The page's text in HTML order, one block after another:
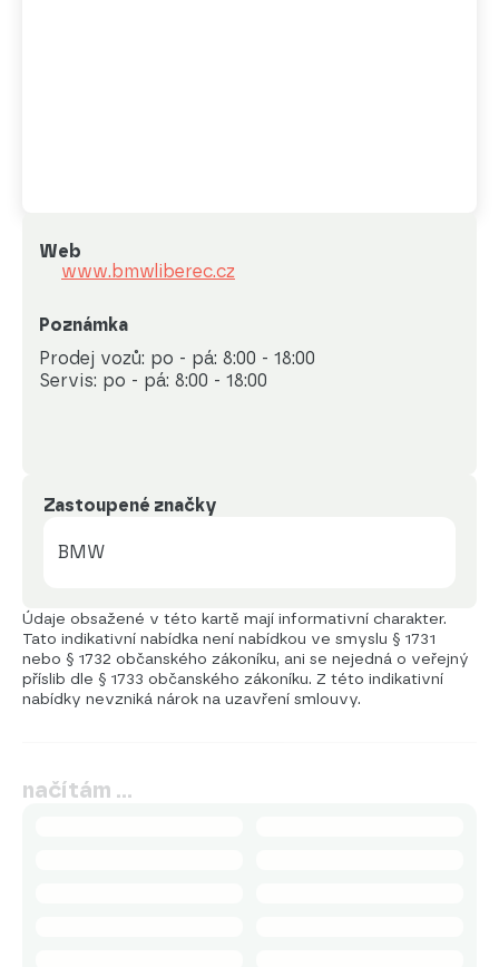
Web
www.bmwliberec.cz
Poznámka
Prodej vozů: po - pá: 8:00 - 18:00
Servis: po - pá: 8:00 - 18:00
Zastoupené značky
BMW
Údaje obsažené v této kartě mají informativní charakter.
Tato indikativní nabídka není nabídkou ve smyslu § 1731
nebo § 1732 občanského zákoníku, ani se nejedná o veřejný
příslib dle § 1733 občanského zákoníku. Z této indikativní
nabídky nevzniká nárok na uzavření smlouvy.
načítám …